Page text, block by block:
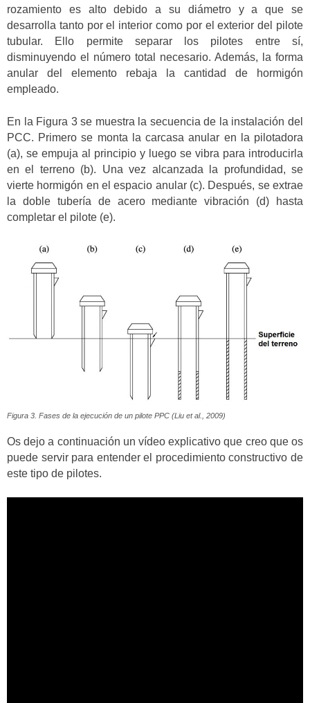
rozamiento es alto debido a su diámetro y a que se
desarrolla tanto por el interior como por el exterior del pilote
tubular. Ello permite separar los pilotes entre sí,
disminuyendo el número total necesario. Además, la forma
anular del elemento rebaja la cantidad de hormigón
empleado.
En la Figura 3 se muestra la secuencia de la instalación del
PCC. Primero se monta la carcasa anular en la pilotadora
(a), se empuja al principio y luego se vibra para introducirla
en el terreno (b). Una vez alcanzada la profundidad, se
vierte hormigón en el espacio anular (c). Después, se extrae
la doble tubería de acero mediante vibración (d) hasta
completar el pilote (e).
Figura 3. Fases de la ejecución de un pilote PPC (Liu et al., 2009)
Os dejo a continuación un vídeo explicativo que creo que os
puede servir para entender el procedimiento constructivo de
este tipo de pilotes.